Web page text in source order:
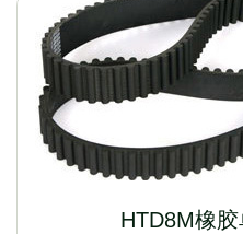
HTD8M橡